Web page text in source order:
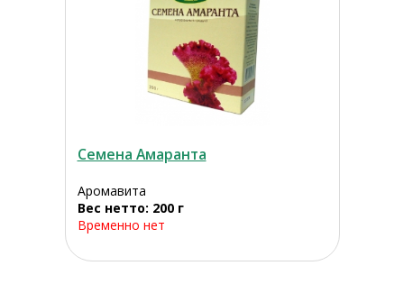
Семена Амаранта
Аромавита
Вес нетто: 200 г
Временно нет